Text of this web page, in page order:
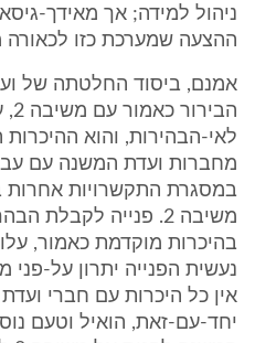
ניהול למידה; אך מאידך-
ההצעה שמערכת כזו לכאורה
אמנם, ביסוד החלטתה של
לאי-הבהירות, והוא
במסגרת התקשרויות אחרות
משיבה 2. פנייה
בהיכרות מוקדמת כאמור,
נעשית הפנייה יתרון על-
אין כל היכרות עם חברי
יחד-עם-זאת, הואיל וטעם